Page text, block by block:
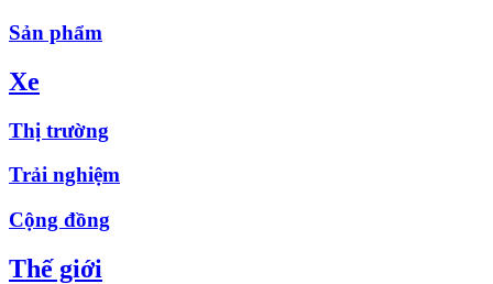
Sản phẩm
Xe
Thị trường
Trải nghiệm
Cộng đồng
Thế giới